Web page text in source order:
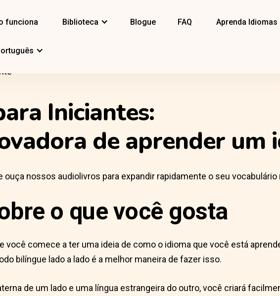
funciona Biblioteca Blogue FAQ Aprenda Idiomas
Iniciantes:
de aprender um
ouça nossos audiolivros para expandir rapidamente o seu
o que você gosta
você comece a ter uma ideia de como o idioma que você está
bilíngue lado a lado é a melhor maneira de fazer isso.
de um lado e uma língua estrangeira do outro, você criará